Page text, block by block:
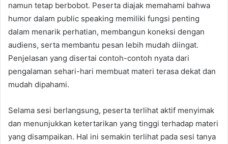
namun tetap berbobot. Peserta diajak memahami bahwa
humor dalam public speaking memiliki fungsi penting
dalam menarik perhatian, membangun koneksi dengan
audiens, serta membantu pesan lebih mudah diingat.
Penjelasan yang disertai contoh-contoh nyata dari
pengalaman sehari-hari membuat materi terasa dekat dan
mudah dipahami.
Selama sesi berlangsung, peserta terlihat aktif menyimak
dan menunjukkan ketertarikan yang tinggi terhadap materi
yang disampaikan. Hal ini semakin terlihat pada sesi tanya